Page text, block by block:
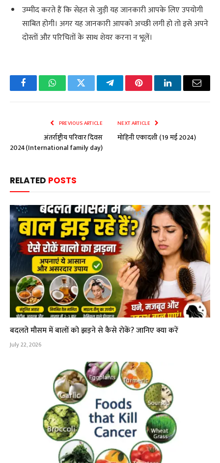
उम्मीद करते हैं कि सेहत से जुड़ी यह जानकारी आपके लिए उपयोगी
साबित होगी। अगर यह जानकारी आपको अच्छी लगी हो तो इसे अपने
दोस्तों और परिचितों के साथ शेयर करना न भूलें।
FacebookWhatsAppTwitter TelegramPinterestLinkedInEmail
PREVIOUS ARTICLE
अंतर्राष्ट्रीय परिवार दिवस
2024(International family day)
NEXT ARTICLE
मोहिनी एकादशी (19 मई 2024)
RELATED POSTS
बदलते मौसम में बालों को झड़ने से कैसे रोकें? जानिए क्या करें
July 22, 2026